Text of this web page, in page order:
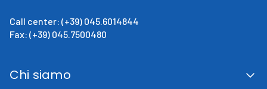
Call center: (+39) 045.6014844
Fax: (+39) 045.7500480
Chi siamo